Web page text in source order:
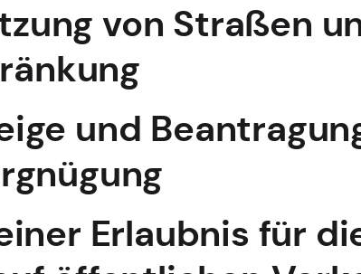
von Straßen
und
Erlaubnis für